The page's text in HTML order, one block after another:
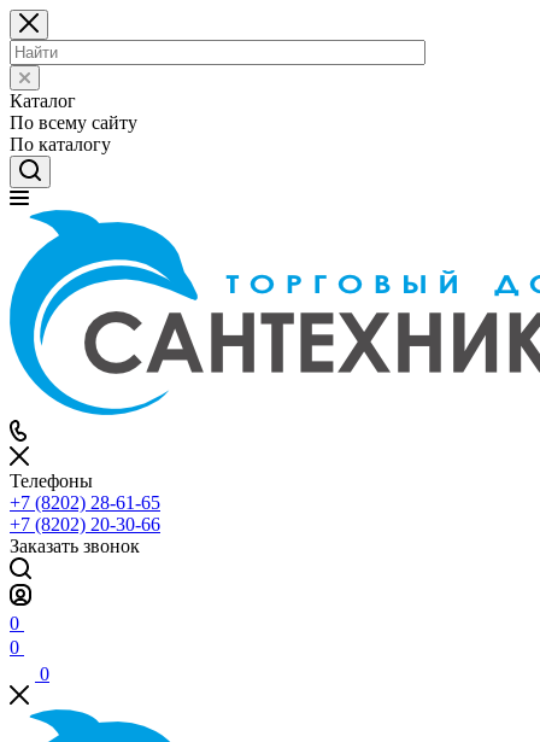
Каталог
По всему сайту
По каталогу
Телефоны
+7 (8202) 28‑61-65
+7 (8202) 20‑30-66
Заказать звонок
0
0
0